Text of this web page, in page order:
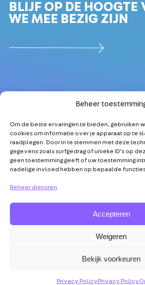
Beheer
Om de beste ervaringen te bieden, gebruiken
cookies om informatie over je apparaat op te
raadplegen. Door in te stemmen met deze
gegevens zoals surfgedrag of unieke ID's op
geen toestemming geeft of uw toestemming
nadelige invloed hebben op bepaalde
Beheer diensten
Accepteren
Weigeren
Bekijk voorkeuren
Privacy PolicyPrivacy Policy
OVER
PARTNERS
NIEUWS
AGENDA
VRAAG & ANTWOORD
MEER
BLIJF OP DE
WE MEE BEZIG ZIJN